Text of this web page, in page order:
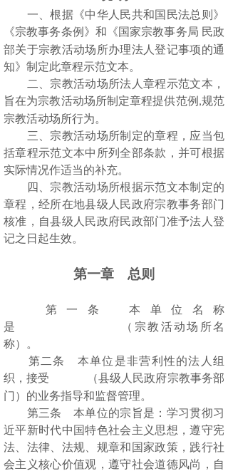
一、根据《中华人民共和国民法总则》
《宗教事务条例》和《国家宗教事务局 民政
部关于宗教活动场所办理法人登记事项的通
知》制定此章程示范文本。
二、宗教活动场所法人章程示范文本，
旨在为宗教活动场所制定章程提供范例 ,规范
宗教活动场所行为。
三、宗教活动场所制定的章程，应当包
括章程示范文本中所列全部条款，并可根据
实际情况作适当的补充。
四、宗教活动场所根据示范文本制定的
章程，经所在地县级人民政府宗教事务部门
核准，自县级人民政府民政部门准予法人登
记之日起生效。
第一章 总则
第一条 本单位名称
是 （宗教活动场所名
称）。
第二条 本单位是非营利性的法人组
织，接受
（县级人民政府宗教事务部
门）的业务指导和监督管理。
第三条 本单位的宗旨是：学习贯彻习
近平新时代中国特色社会主义思想，遵守宪
法、法律、法规、规章和国家政策，践行社
会主义核心价值观，遵守社会道德风尚，自